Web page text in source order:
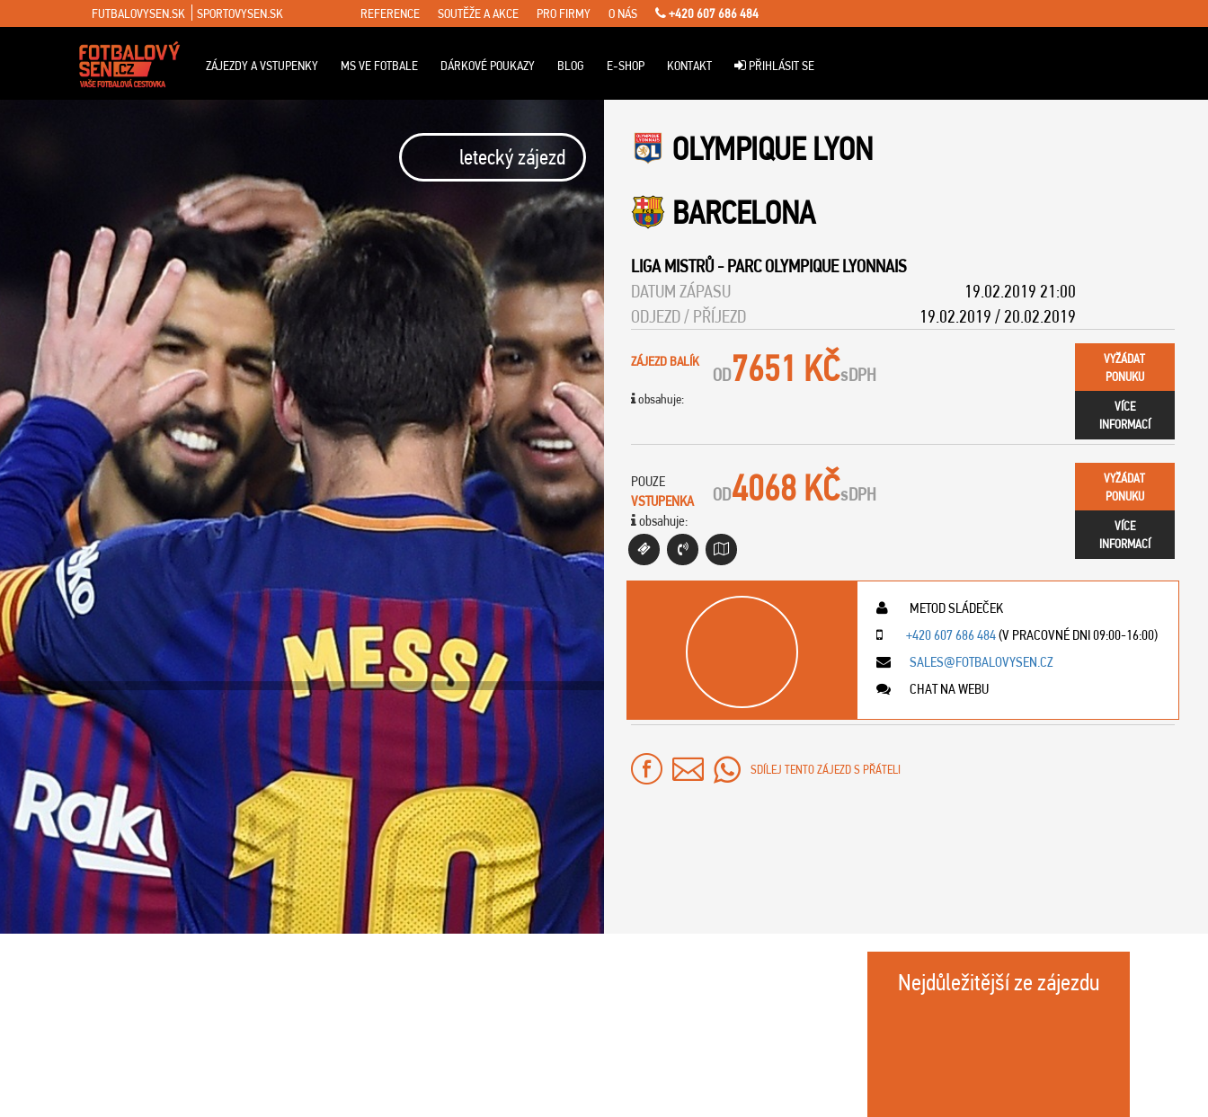
FUTBALOVYSEN.SK SPORTOVYSEN.SK REFERENCE SOUTĚŽE A AKCE PRO FIRMY O NÁS +420 607 686 484
ZÁJEZDY A VSTUPENKY MS VE FOTBALE DÁRKOVÉ POUKAZY BLOG E-SHOP KONTAKT PŘIHLÁSIT SE
letecký zájezd
OLYMPIQUE LYON
BARCELONA
LIGA MISTRŮ -PARC OLYMPIQUE LYONNAIS
DATUM ZÁPASU
19.02.2019 21:00
ODJEZD / PŘÍJEZD
19.02.2019 / 20.02.2019
ZÁJEZD BALÍK
obsahuje:
OD7651 KČsDPH
VYŽÁDAT
PONUKU
VÍCE
INFORMACÍ
POUZE
VSTUPENKA
obsahuje:
OD4068 KČsDPH
VYŽÁDAT
PONUKU
VÍCE
INFORMACÍ
METOD SLÁDEČEK
+420 607 686 484(V PRACOVNÉ DNI 09:00-16:00)
SALES@FOTBALOVYSEN.CZ
CHAT NA WEBU
SDÍLEJ TENTO ZÁJEZD S PŘÁTELI
Nejdůležitější ze zájezdu